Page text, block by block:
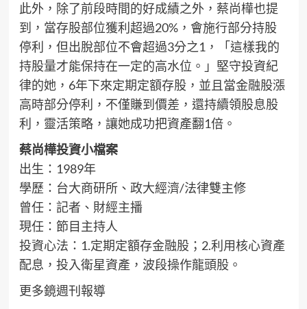
此外，除了前段時間的好成績之外，蔡尚樺也提
到，當存股部位獲利超過20%，會施行部分持股
停利，但出脫部位不會超過3分之1，「這樣我的
持股量才能保持在一定的高水位。」堅守投資紀
律的她，6年下來定期定額存股，並且當金融股漲
高時部分停利，不僅賺到價差，還持續領股息股
利，靈活策略，讓她成功把資產翻1倍。
蔡尚樺投資小檔案
出生：1989年
學歷：台大商研所、政大經濟/法律雙主修
曾任：記者、財經主播
現任：節目主持人
投資心法：1.定期定額存金融股；2.利用核心資產
配息，投入衛星資產，波段操作龍頭股。
更多鏡週刊報導